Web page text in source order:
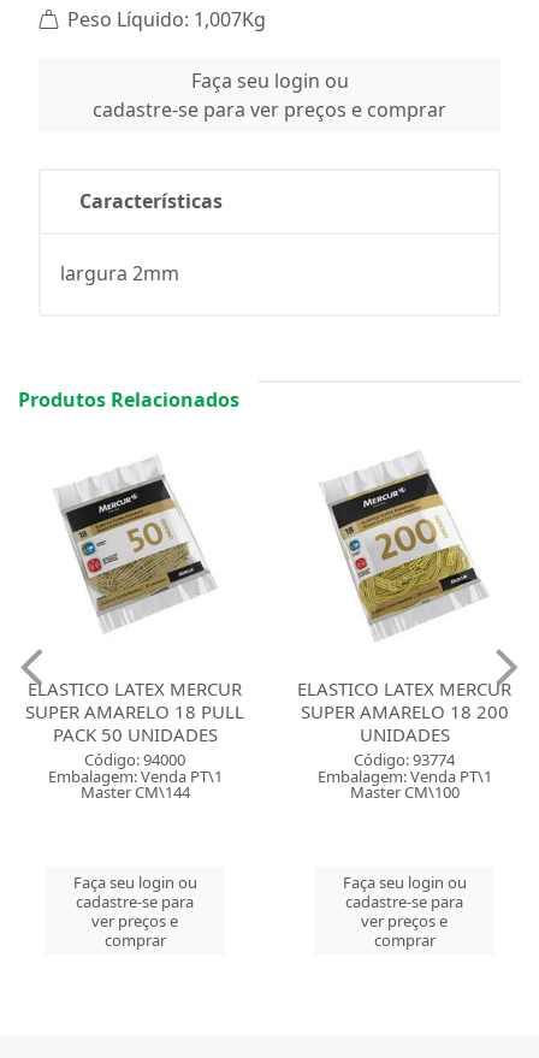
Peso Líquido: 1,007Kg
Faça seu login ou
cadastre-se para ver preços e comprar
Características
largura 2mm
Produtos Relacionados
ELASTICO LATEX MERCUR
SUPER AMARELO 18 PULL
PACK 50 UNIDADES
Código: 94000
Embalagem: Venda PT\1
Master CM\144
Faça seu login ou
cadastre-se para
ver preços e
comprar
ELASTICO LATEX MERCUR
SUPER AMARELO 18 200
UNIDADES
Código: 93774
Embalagem: Venda PT\1
Master CM\100
Faça seu login ou
cadastre-se para
ver preços e
comprar